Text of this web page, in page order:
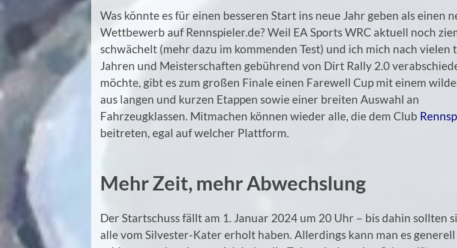
Was könnte es für einen besseren Start ins neue Jahr geben als einen
Wettbewerb auf Rennspieler.de? Weil EA Sports WRC aktuell noch
schwächelt (mehr dazu im kommenden Test) und ich mich nach vielen
Jahren und Meisterschaften gebührend von Dirt Rally 2.0
möchte, gibt es zum großen Finale einen Farewell Cup mit einem
aus langen und kurzen Etappen sowie einer breiten Auswahl an
Fahrzeugklassen. Mitmachen können wieder alle, die dem Club
beitreten, egal auf welcher Plattform.
Mehr Zeit, mehr Abwechslung
Der Startschuss fällt am 1. Januar 2024 um 20 Uhr – bis dahin sollten
alle vom Silvester-Kater erholt haben. Allerdings kann man es